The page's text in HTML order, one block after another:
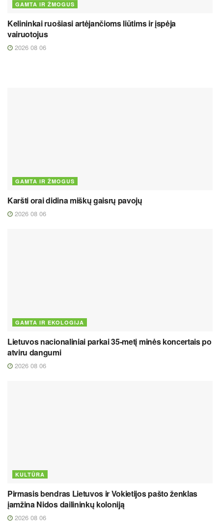
GAMTA IR ŽMOGUS
Kelininkai ruošiasi artėjančioms liūtims ir įspėja
vairuotojus
2026 08 06
GAMTA IR ŽMOGUS
Karšti orai didina miškų gaisrų pavojų
2026 08 06
GAMTA IR EKOLOGIJA
Lietuvos nacionaliniai parkai 35-metį minės koncertais po
atviru dangumi
2026 08 06
KULTŪRA
Pirmasis bendras Lietuvos ir Vokietijos pašto ženklas
įamžina Nidos dailininkų koloniją
2026 08 06